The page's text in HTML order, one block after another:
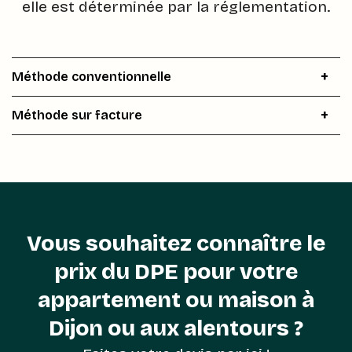
elle est déterminée par la réglementation.
Méthode conventionnelle
Méthode sur facture
Vous souhaitez connaître le
prix du DPE pour votre
appartement ou maison à
Dijon ou aux alentours ?